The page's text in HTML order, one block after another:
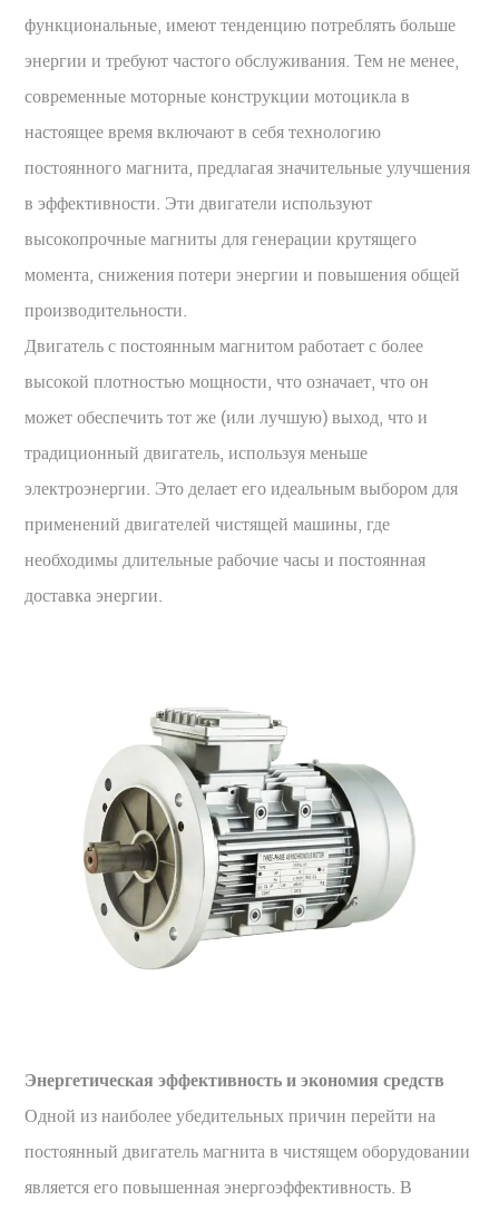
функциональные, имеют тенденцию потреблять больше
энергии и требуют частого обслуживания. Тем не менее,
современные моторные конструкции мотоцикла в
настоящее время включают в себя технологию
постоянного магнита, предлагая значительные улучшения
в эффективности. Эти двигатели используют
высокопрочные магниты для генерации крутящего
момента, снижения потери энергии и повышения общей
производительности.
Двигатель с постоянным магнитом работает с более
высокой плотностью мощности, что означает, что он
может обеспечить тот же (или лучшую) выход, что и
традиционный двигатель, используя меньше
электроэнергии. Это делает его идеальным выбором для
применений двигателей чистящей машины, где
необходимы длительные рабочие часы и постоянная
доставка энергии.
Энергетическая эффективность и экономия средств
Одной из наиболее убедительных причин перейти на
постоянный двигатель магнита в чистящем оборудовании
является его повышенная энергоэффективность. В